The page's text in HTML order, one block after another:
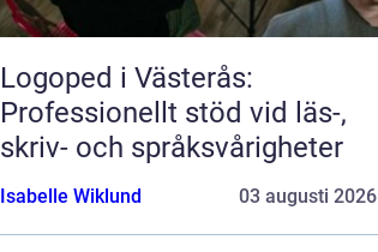
Logoped i Västerås:
Professionellt stöd vid läs-,
skriv- och språksvårigheter
Isabelle Wiklund 03 augusti 2026